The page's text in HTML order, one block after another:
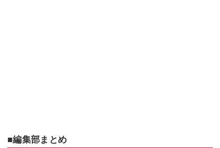
■編集部まとめ